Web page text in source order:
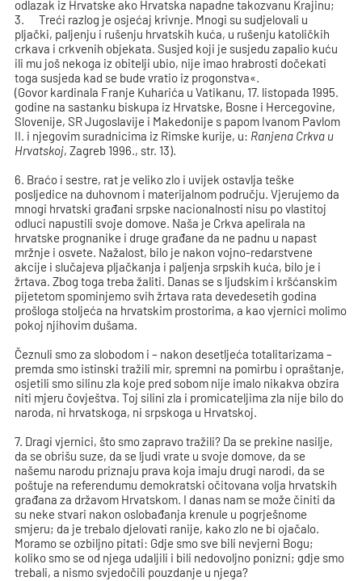
odlazak iz Hrvatske ako Hrvatska napadne takozvanu Krajinu;
3. Treći razlog je osjećaj krivnje. Mnogi su sudjelovali u
pljački, paljenju i rušenju hrvatskih kuća, u rušenju katoličkih
crkava i crkvenih objekata. Susjed koji je susjedu zapalio kuću
ili mu još nekoga iz obitelji ubio, nije imao hrabrosti dočekati
toga susjeda kad se bude vratio iz progonstva«.
(Govor kardinala Franje Kuharića u Vatikanu, 17. listopada 1995.
godine na sastanku biskupa iz Hrvatske, Bosne i Hercegovine,
Slovenije, SR Jugoslavije i Makedonije s papom Ivanom Pavlom
II. i njegovim suradnicima iz Rimske kurije, u: Ranjena Crkva u
Hrvatskoj, Zagreb 1996., str. 13).
6. Braćo i sestre, rat je veliko zlo i uvijek ostavlja teške
posljedice na duhovnom i materijalnom području. Vjerujemo da
mnogi hrvatski građani srpske nacionalnosti nisu po vlastitoj
odluci napustili svoje domove. Naša je Crkva apelirala na
hrvatske prognanike i druge građane da ne padnu u napast
mržnje i osvete. Nažalost, bilo je nakon vojno-redarstvene
akcije i slučajeva pljačkanja i paljenja srpskih kuća, bilo je i
žrtava. Zbog toga treba žaliti. Danas se s ljudskim i kršćanskim
pijetetom spominjemo svih žrtava rata devedesetih godina
prošloga stoljeća na hrvatskim prostorima, a kao vjernici molimo
pokoj njihovim dušama.
Čeznuli smo za slobodom i – nakon desetljeća totalitarizama –
premda smo istinski tražili mir, spremni na pomirbu i opraštanje,
osjetili smo silinu zla koje pred sobom nije imalo nikakva obzira
niti mjeru čovještva. Toj silini zla i promicateljima zla nije bilo do
naroda, ni hrvatskoga, ni srpskoga u Hrvatskoj.
7. Dragi vjernici, što smo zapravo tražili? Da se prekine nasilje,
da se obrišu suze, da se ljudi vrate u svoje domove, da se
našemu narodu priznaju prava koja imaju drugi narodi, da se
poštuje na referendumu demokratski očitovana volja hrvatskih
građana za državom Hrvatskom. I danas nam se može činiti da
su neke stvari nakon oslobađanja krenule u pogrješnome
smjeru; da je trebalo djelovati ranije, kako zlo ne bi ojačalo.
Moramo se ozbiljno pitati: Gdje smo sve bili nevjerni Bogu;
koliko smo se od njega udaljili i bili nedovoljno ponizni; gdje smo
trebali, a nismo svjedočili pouzdanje u njega?